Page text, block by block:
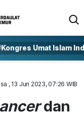
Umat Islam
, 13 Jun 2023, 07:26 WIB
dan